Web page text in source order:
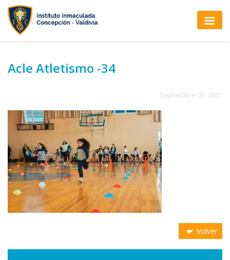
Acle Atletismo -34
Septiembre 05, 2025
Volver